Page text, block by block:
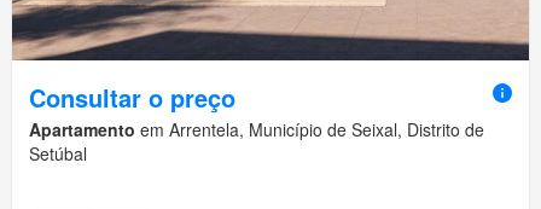
Consultar o preço
Apartamento em Arrentela, Município de Seixal, Distrito de
Setúbal